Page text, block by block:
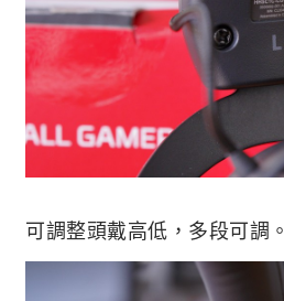
可調整頭戴高低，多段可調。